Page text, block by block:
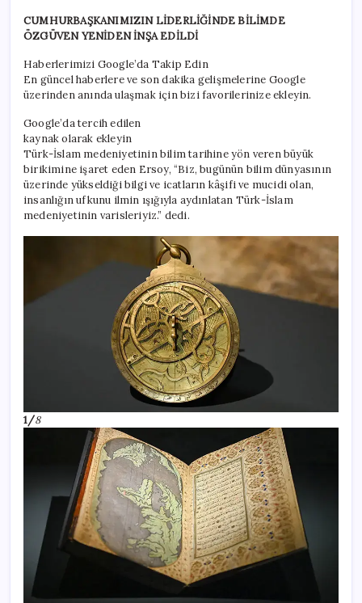
CUMHURBAŞKANIMIZIN LİDERLİĞİNDE BİLİMDE
ÖZGÜVEN YENİDEN İNŞA EDİLDİ
Haberlerimizi Google’da Takip Edin
En güncel haberlere ve son dakika gelişmelerine Google
üzerinden anında ulaşmak için bizi favorilerinize ekleyin.
Google’da tercih edilen
kaynak olarak ekleyin
Türk-İslam medeniyetinin bilim tarihine yön veren büyük
birikimine işaret eden Ersoy, “Biz, bugünün bilim dünyasının
üzerinde yükseldiği bilgi ve icatların kâşifi ve mucidi olan,
insanlığın ufkunu ilmin ışığıyla aydınlatan Türk-İslam
medeniyetinin varisleriyiz.” dedi.
1/8